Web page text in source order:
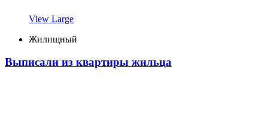
View Large
Жилищный
Выписали из квартиры жильца